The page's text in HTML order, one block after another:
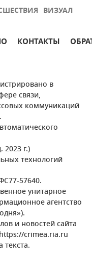
ВИЗУАЛ
КОНТАКТЫ
в
связи,
коммуникаций
г.)
технологий
57640.
унитарное
агентство
и новостей сайта
crimea.ria.ru
текста.